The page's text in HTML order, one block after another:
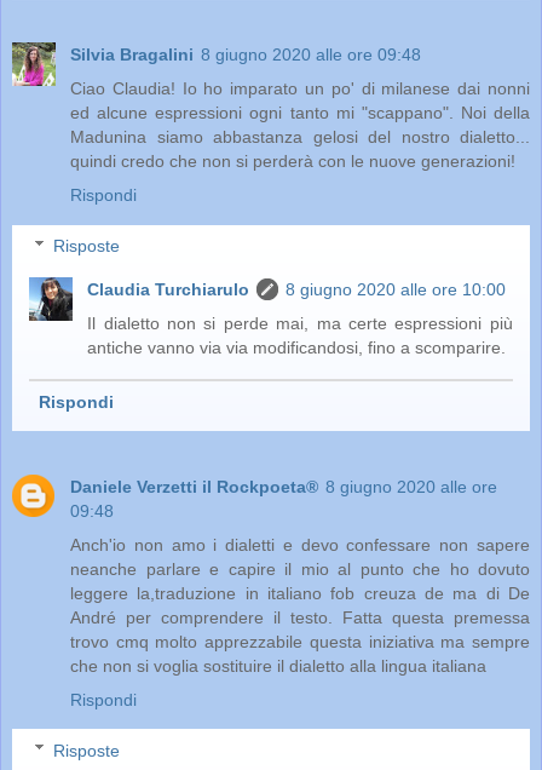
Silvia Bragalini 8 giugno 2020 alle ore 09:48
Ciao Claudia! Io ho imparato un po' di milanese dai nonni
ed alcune espressioni ogni tanto mi "scappano". Noi della
Madunina siamo abbastanza gelosi del nostro dialetto...
quindi credo che non si perderà con le nuove generazioni!
Rispondi
Risposte
Claudia Turchiarulo
8 giugno 2020 alle ore 10:00
Il dialetto non si perde mai, ma certe espressioni più
antiche vanno via via modificandosi, fino a scomparire.
Rispondi
Daniele Verzetti il Rockpoeta® 8 giugno 2020 alle ore
09:48
Anch'io non amo i dialetti e devo confessare non sapere
neanche parlare e capire il mio al punto che ho dovuto
leggere la,traduzione in italiano fob creuza de ma di De
André per comprendere il testo. Fatta questa premessa
trovo cmq molto apprezzabile questa iniziativa ma sempre
che non si voglia sostituire il dialetto alla lingua italiana
Rispondi
Risposte